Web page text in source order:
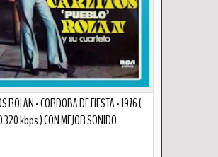
ROLAN - CORDOBA DE FIESTA - 1976 (
320 kbps ) CON MEJOR SONIDO